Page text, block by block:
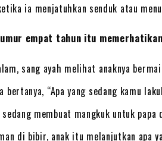
ia menjatuhkan senduk atau
empat tahun itu
sang ayah melihat anaknya
bertanya, “Apa yang sedang kamu
sedang membuat mangkuk untuk
di bibir, anak itu melanjutkan apa